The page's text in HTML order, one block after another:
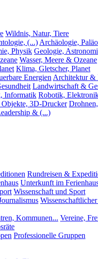
Wildnis, Natur, Tiere
(...) Archäologie,
Physik Geologie,
Wasser, Meere & Ozeane
Klima, Gletscher, Planet
Energien Architektur &
Landwirtschaft &
Informatik Robotik,
Objekte, 3D-Drucker
& (...)
Rundreisen &
Unterkunft im
Wissenschaft und Sport
Kommunen... Vereine,
Professionelle Gruppen